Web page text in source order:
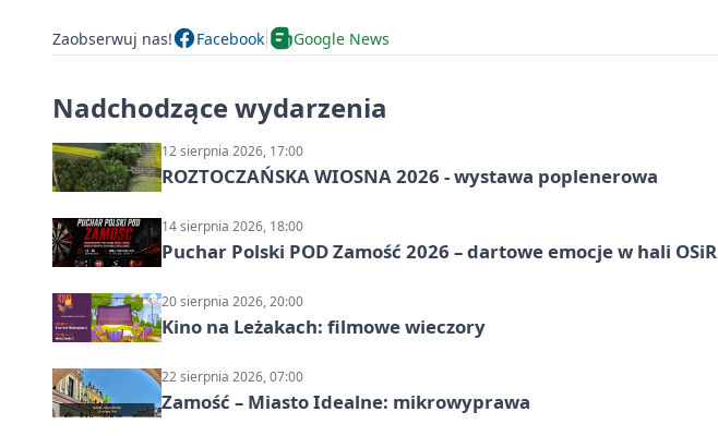
Zaobserwuj nas! Facebook Google News
Nadchodzące wydarzenia
12 sierpnia 2026, 17:00
ROZTOCZAŃSKA WIOSNA 2026 - wystawa poplenerowa
14 sierpnia 2026, 18:00
Puchar Polski POD Zamość 2026 – dartowe emocje w hali OSiR
20 sierpnia 2026, 20:00
Kino na Leżakach: filmowe wieczory
22 sierpnia 2026, 07:00
Zamość – Miasto Idealne: mikrowyprawa